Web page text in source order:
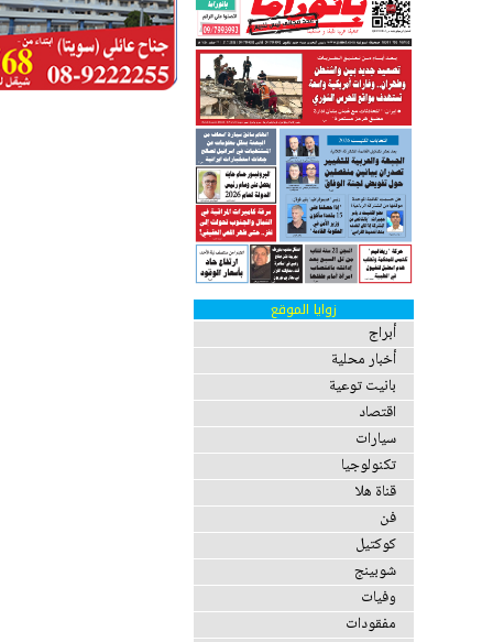
زوايا الموقع
أبراج
أخبار محلية
بانيت توعية
اقتصاد
سيارات
تكنولوجيا
قناة هلا
فن
كوكتيل
شوبينج
وفيات
مفقودات